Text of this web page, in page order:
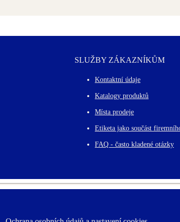
SLUŽBY ZÁKAZNÍKŮM
Kontaktní údaje
Katalogy produktů
Místa prodeje
Etiketa jako součást
FAQ - často kladené otázky